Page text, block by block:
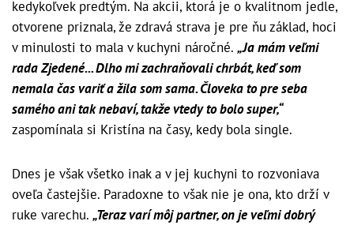
kedykoľvek predtým. Na akcii, ktorá je o kvalitnom jedle,
otvorene priznala, že zdravá strava je pre ňu základ, hoci
v minulosti to mala v kuchyni náročné. „Ja mám veľmi
rada Zjedené... Dlho mi zachraňovali chrbát, keď som
nemala čas variť a žila som sama. Človeka to pre seba
samého ani tak nebaví, takže vtedy to bolo super,“
zaspomínala si Kristína na časy, kedy bola single.
Dnes je však všetko inak a v jej kuchyni to rozvoniava
oveľa častejšie. Paradoxne to však nie je ona, kto drží v
ruke varechu. „Teraz varí môj partner, on je veľmi dobrý